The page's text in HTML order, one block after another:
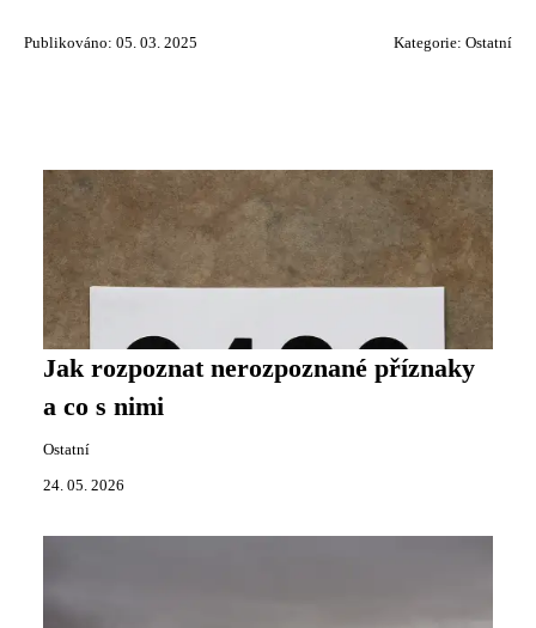
Publikováno: 05. 03. 2025 Kategorie: Ostatní
Jak rozpoznat nerozpoznané příznaky
a co s nimi
Ostatní
24. 05. 2026